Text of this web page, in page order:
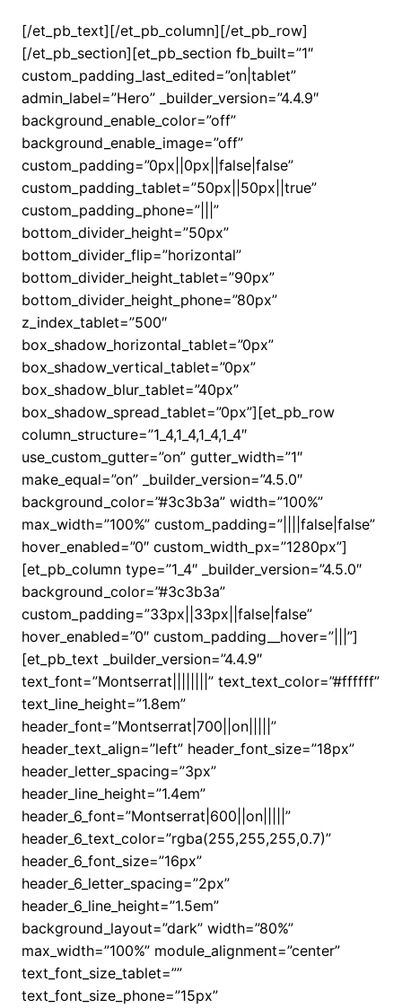
[/et_pb_text][/et_pb_column][/et_pb_row]
[/et_pb_section][et_pb_section fb_built=”1″
custom_padding_last_edited=”on|tablet”
admin_label=”Hero” _builder_version=”4.4.9″
background_enable_color=”off”
background_enable_image=”off”
custom_padding=”0px||0px||false|false”
custom_padding_tablet=”50px||50px||true”
custom_padding_phone=”|||”
bottom_divider_height=”50px”
bottom_divider_flip=”horizontal”
bottom_divider_height_tablet=”90px”
bottom_divider_height_phone=”80px”
z_index_tablet=”500″
box_shadow_horizontal_tablet=”0px”
box_shadow_vertical_tablet=”0px”
box_shadow_blur_tablet=”40px”
box_shadow_spread_tablet=”0px”][et_pb_row
column_structure=”1_4,1_4,1_4,1_4″
use_custom_gutter=”on” gutter_width=”1″
make_equal=”on” _builder_version=”4.5.0″
background_color=”#3c3b3a” width=”100%”
max_width=”100%” custom_padding=”||||false|false”
hover_enabled=”0″ custom_width_px=”1280px”]
[et_pb_column type=”1_4″ _builder_version=”4.5.0″
background_color=”#3c3b3a”
custom_padding=”33px||33px||false|false”
hover_enabled=”0″ custom_padding__hover=”|||”]
[et_pb_text _builder_version=”4.4.9″
text_font=”Montserrat||||||||” text_text_color=”#ffffff”
text_line_height=”1.8em”
header_font=”Montserrat|700||on|||||”
header_text_align=”left” header_font_size=”18px”
header_letter_spacing=”3px”
header_line_height=”1.4em”
header_6_font=”Montserrat|600||on|||||”
header_6_text_color=”rgba(255,255,255,0.7)”
header_6_font_size=”16px”
header_6_letter_spacing=”2px”
header_6_line_height=”1.5em”
background_layout=”dark” width=”80%”
max_width=”100%” module_alignment=”center”
text_font_size_tablet=””
text_font_size_phone=”15px”